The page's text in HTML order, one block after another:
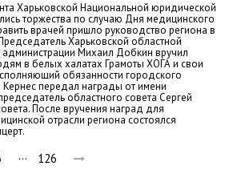
Харьковской Национальной юридической
торжества по случаю Дня медицинского
врачей пришло руководство региона в
Харьковской областной
администрации Михаил Добкин вручил
в белых халатах Грамоты ХОГА и свои
обязанности городского
передал награды от имени
областного совета Сергей
После вручения наград для
отрасли региона состоялся
… 126